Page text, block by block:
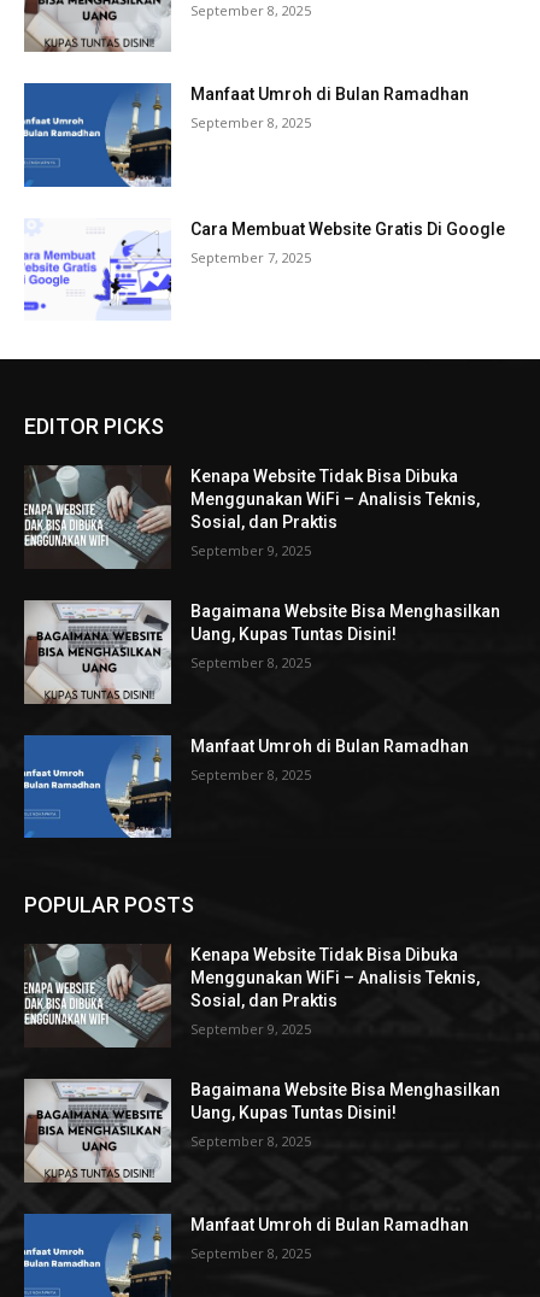
September 8, 2025
Manfaat Umroh di Bulan Ramadhan
September 8, 2025
Cara Membuat Website Gratis Di Google
September 7, 2025
EDITOR PICKS
Kenapa Website Tidak Bisa Dibuka
Menggunakan WiFi – Analisis Teknis,
Sosial, dan Praktis
September 9, 2025
Bagaimana Website Bisa Menghasilkan
Uang, Kupas Tuntas Disini!
September 8, 2025
Manfaat Umroh di Bulan Ramadhan
September 8, 2025
POPULAR POSTS
Kenapa Website Tidak Bisa Dibuka
Menggunakan WiFi – Analisis Teknis,
Sosial, dan Praktis
September 9, 2025
Bagaimana Website Bisa Menghasilkan
Uang, Kupas Tuntas Disini!
September 8, 2025
Manfaat Umroh di Bulan Ramadhan
September 8, 2025